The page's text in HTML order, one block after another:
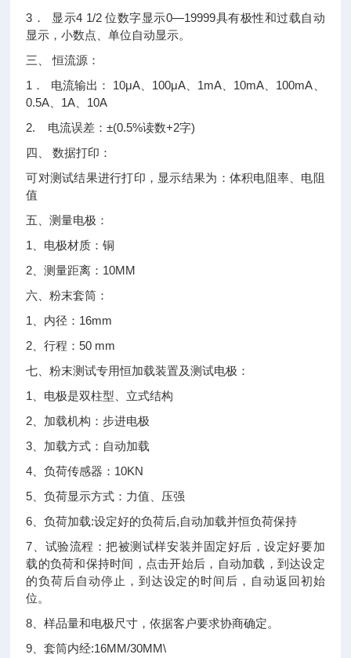
3． 显示4 1/2 位数字显示0—19999具有极性和过载自动
显示，小数点、单位自动显示。
三、 恒流源：
1． 电流输出： 10μA、100μA、1mA、10mA、100mA、
0.5A、1A、10A
2. 电流误差：±(0.5%读数+2字)
四、 数据打印：
可对测试结果进行打印，显示结果为：体积电阻率、电阻
值
五、测量电极：
1、电极材质：铜
2、测量距离：10MM
六、粉末套筒：
1、内径：16mm
2、行程：50 mm
七、粉末测试专用恒加载装置及测试电极：
1、电极是双柱型、立式结构
2、加载机构：步进电极
3、加载方式：自动加载
4、负荷传感器：10KN
5、负荷显示方式：力值、压强
6、负荷加载:设定好的负荷后,自动加载并恒负荷保持
7、试验流程：把被测试样安装并固定好后，设定好要加
载的负荷和保持时间，点击开始后，自动加载，到达设定
的负荷后自动停止，到达设定的时间后，自动返回初始
位。
8、样品量和电极尺寸，依据客户要求协商确定。
9、套筒内经:16MM/30MM\